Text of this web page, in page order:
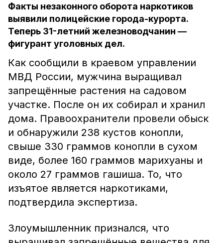
Факты незаконного оборота наркотиков
выявили полицейские города-курорта.
Теперь 31-летний железноводчанин —
фигурант уголовных дел.
Как сообщили в краевом управлении
МВД России, мужчина выращивал
запрещённые растения на садовом
участке. После он их собирал и хранил
дома. Правоохранители провели обыск
и обнаружили 238 кустов конопли,
свыше 330 граммов конопли в сухом
виде, более 160 граммов марихуаны и
около 27 граммов гашиша. То, что
изъятое является наркотиками,
подтвердила экспертиза.
Злоумышленник признался, что